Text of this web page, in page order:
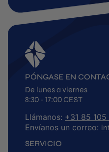
SERVICIO
PÓNGASE EN
De lunes a viernes
8:30 - 17:00 CEST
Llámanos: +31 85 105
Envíanos un correo: